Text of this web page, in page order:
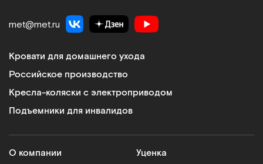
met@met.ru
Кровати для домашнего ухода
Российское производство
Кресла-коляски с электроприводом
Подъемники для инвалидов
О компании
Уценка